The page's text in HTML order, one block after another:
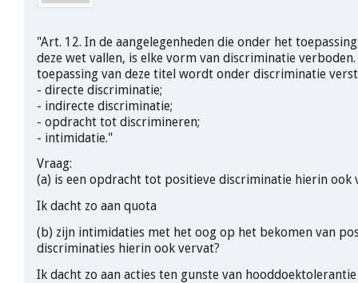
"Art. 12. In de aangelegenheden die onder het
deze wet vallen, is elke vorm van discriminatie
toepassing van deze titel wordt onder discriminatie
- directe discriminatie;
- indirecte discriminatie;
- opdracht tot discrimineren;
- intimidatie."
Vraag:
(a) is een opdracht tot positieve discriminatie hierin ook
Ik dacht zo aan quota
(b) zijn intimidaties met het oog op het bekomen van
discriminaties hierin ook vervat?
Ik dacht zo aan acties ten gunste van hooddoektolerantie